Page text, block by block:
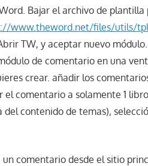
Bajar el archivo de
www.theword.net/files/utils/
TW, y aceptar nuevo módulo.
de comentario en una
crear. añadir los
el comentario a solamente 1
del contenido de temas),
comentario desde el sitio